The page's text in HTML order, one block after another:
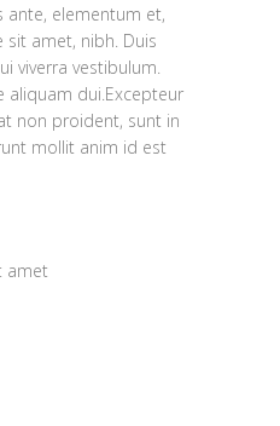
ante, elementum et,
amet, nibh. Duis
viverra vestibulum.
aliquam dui.Excepteur
non proident, sunt in
mollit anim id est
amet